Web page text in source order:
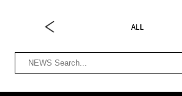
ALL